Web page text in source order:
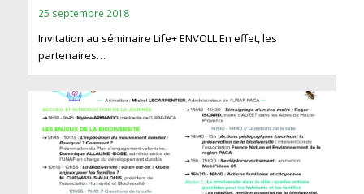
25 septembre 2018
Invitation au séminaire Life+ ENVOLL En effet, les
partenaires…